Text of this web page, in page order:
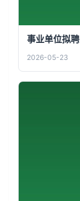
事业单位拟
2026-05-23